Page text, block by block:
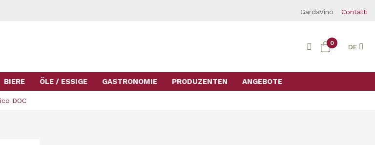
GardaVino Contatti
0 DE
BIERE ÖLE / ESSIGE GASTRONOMIE PRODUZENTEN ANGEBOTE
DOC